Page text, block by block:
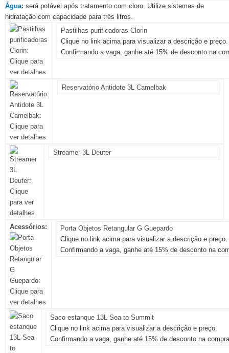
Água: será potável após tratamento com cloro. Utilize sistemas de
hidratação com capacidade para três litros.
Pastilhas purificadoras Clorin
Clique no link acima para visualizar a descrição e preço.
Confirmando a vaga, ganhe até 15% de desconto na
Reservatório Antidote 3L Camelbak
Streamer 3L Deuter
Acessórios:
Porta Objetos Retangular G Guepardo
Clique no link acima para visualizar a descrição e preço.
Confirmando a vaga, ganhe até 15% de desconto na
Saco estanque 13L Sea to Summit
Clique no link acima para visualizar a descrição e preço.
Confirmando a vaga, ganhe até 15% de desconto na